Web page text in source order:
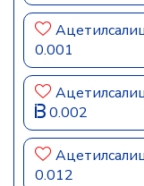
0.001
0.002
0.012